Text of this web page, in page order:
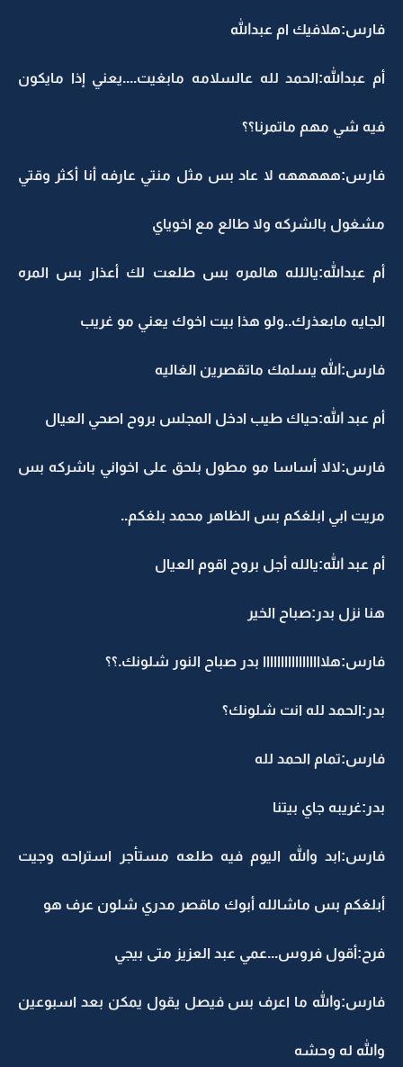
فارس:هلافيك ام عبدالله
أم عبدالله:الحمد لله عالسلامه مابغيت....يعني إذا مايكون
فيه شي مهم ماتمرنا؟؟
فارس:هههههه لا عاد بس مثل منتي عارفه أنا أكثر وقتي
مشغول بالشركه ولا طالع مع اخوياي
أم عبدالله:ياللله هالمره بس طلعت لك أعذار بس المره
الجايه مابعذرك..ولو هذا بيت اخوك يعني مو غريب
فارس:الله يسلمك ماتقصرين الغاليه
أم عبد الله:حياك طيب ادخل المجلس بروح اصحي العيال
فارس:لالا أساسا مو مطول بلحق على اخواني باشركه بس
مريت ابي ابلغكم بس الظاهر محمد بلغكم..
أم عبد الله:يالله أجل بروح اقوم العيال
هنا نزل بدر:صباح الخير
فارس:هلااااااااااااااااا بدر صباح النور شلونك.؟؟
بدر:الحمد لله انت شلونك؟
فارس:تمام الحمد لله
بدر:غريبه جاي بيتنا
فارس:ابد والله اليوم فيه طلعه مستأجر استراحه وجيت
أبلغكم بس ماشالله أبوك ماقصر مدري شلون عرف هو
فرح:أقول فروس...عمي عبد العزيز متى بيجي
فارس:والله ما اعرف بس فيصل يقول يمكن بعد اسبوعين
والله له وحشه